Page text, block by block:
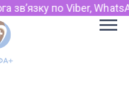
WhatsApp та Telegram.